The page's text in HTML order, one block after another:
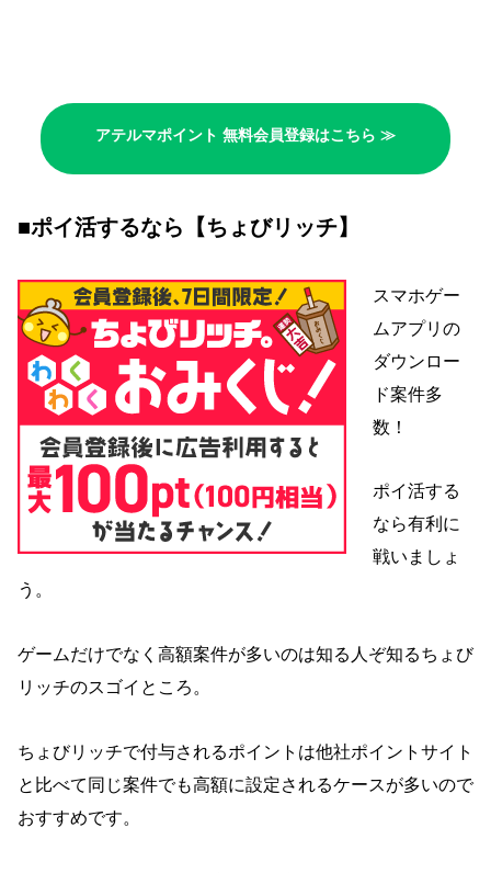
アテルマポイント 無料会員登録はこちら ≫
■ポイ活するなら【ちょびリッチ】
スマホゲー
ムアプリの
ダウンロー
ド案件多
数！
ポイ活する
なら有利に
戦いましょ
う。
ゲームだけでなく高額案件が多いのは知る人ぞ知るちょび
リッチのスゴイところ。
ちょびリッチで付与されるポイントは他社ポイントサイト
と比べて同じ案件でも高額に設定されるケースが多いので
おすすめです。